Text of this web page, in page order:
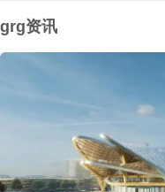
grg资讯